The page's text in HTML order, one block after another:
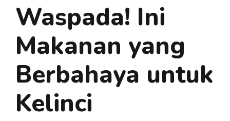
Waspada! Ini
Makanan yang
Berbahaya untuk
Kelinci